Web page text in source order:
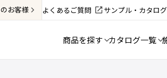
のお客様 よくあるご質問 サンプル・カタロ
商品を探す カタログ一覧